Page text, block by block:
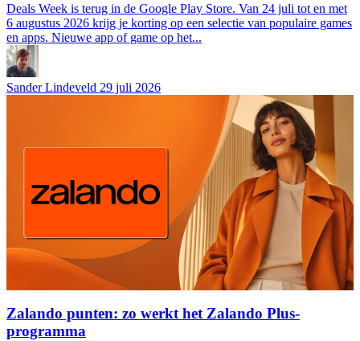
Deals Week is terug in de Google Play Store. Van 24 juli tot en met
6 augustus 2026 krijg je korting op een selectie van populaire games
en apps. Nieuwe app of game op het...
Sander Lindeveld 29 juli 2026
Zalando punten: zo werkt het Zalando Plus-
programma